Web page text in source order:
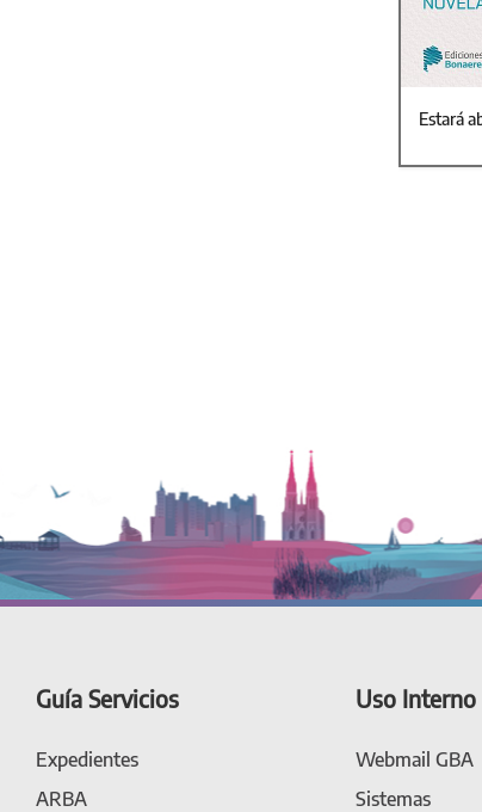
Estará
Guía Servicios
Expedientes
ARBA
Uso Interno
Webmail GBA
Sistemas